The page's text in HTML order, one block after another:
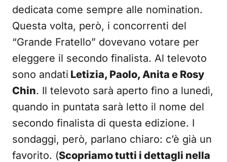
dedicata come sempre alle nomination.
Questa volta, però, i concorrenti del
“Grande Fratello” dovevano votare per
eleggere il secondo finalista. Al televoto
sono andati Letizia, Paolo, Anita e Rosy
Chin. Il televoto sarà aperto fino a lunedì,
quando in puntata sarà letto il nome del
secondo finalista di questa edizione. I
sondaggi, però, parlano chiaro: c’è già un
favorito. (Scopriamo tutti i dettagli nella